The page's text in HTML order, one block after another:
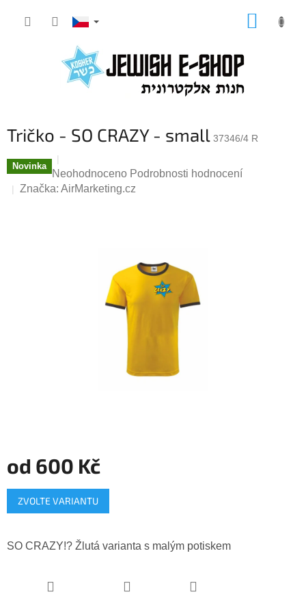
Tričko - SO CRAZY - small 37346/4 R
Novinka
Průměrné
hodnocení
Neohodnoceno Podrobnosti hodnocení
Značka: AirMarketing.cz
od 600 Kč
Měrná
cena:
ZVOLTE VARIANTU
SO CRAZY!? Žlutá varianta s malým potiskem